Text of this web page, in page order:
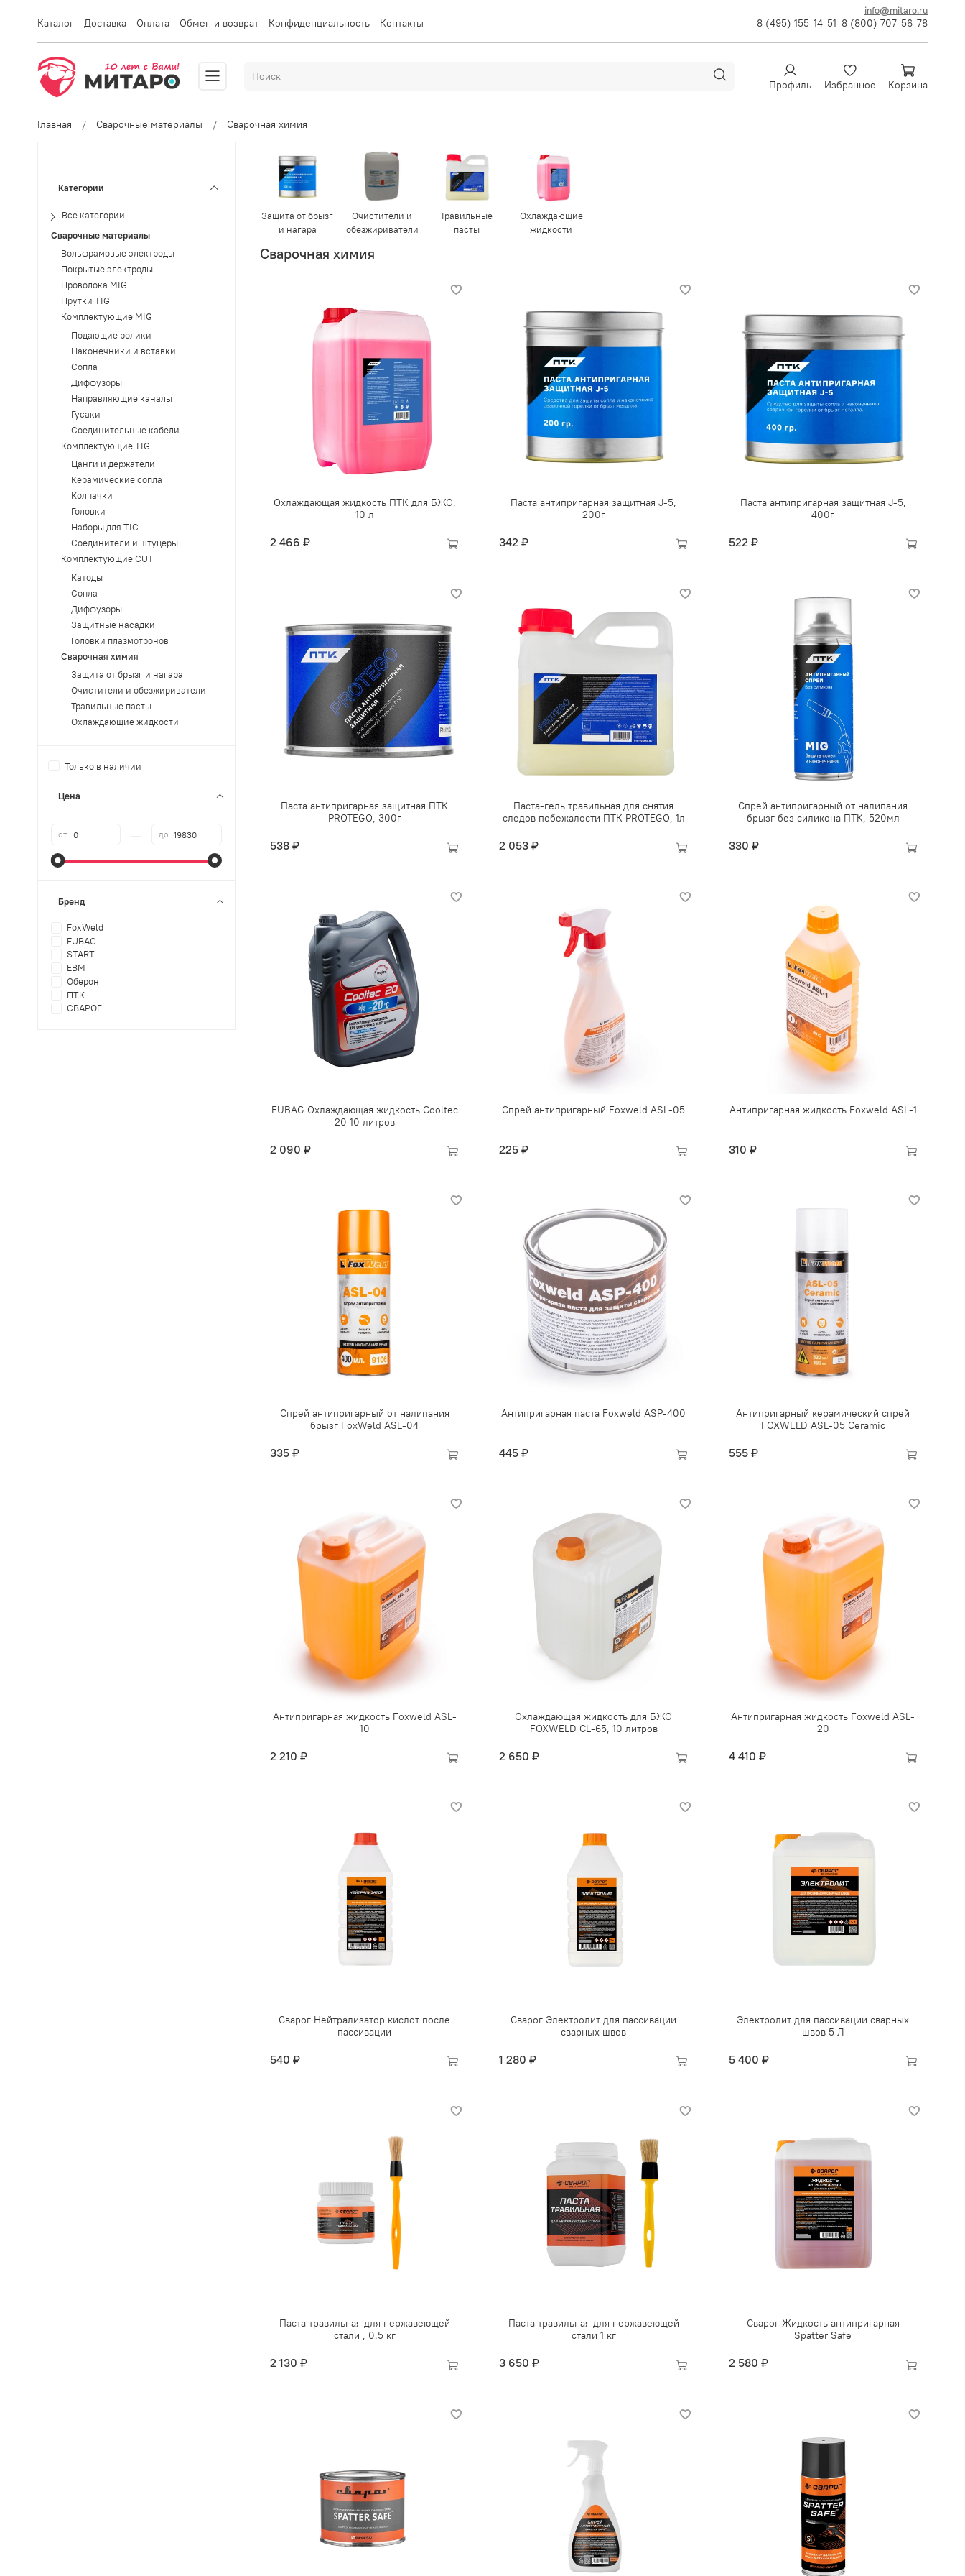
info@mitaro.ru
Каталог Доставка Оплата Обмен и возврат Конфиденциальность Контакты 8 (495) 155-14-51 8 (800) 707-56-78
Профиль Избранное Корзина
Главная Сварочные материалы Сварочная химия
Защита от брызг
и нагара
Очистители и
обезжириватели
Травильные
пасты
Охлаждающие
жидкости
Сварочная химия
Охлаждающая жидкость ПТК для БЖО,
10 л
2 466 ₽
Паста антипригарная защитная J-5,
200г
342 ₽
Паста антипригарная защитная J-5,
400г
522 ₽
Паста антипригарная защитная ПТК
PROTEGO, 300г
538 ₽
Паста-гель травильная для снятия
следов побежалости ПТК PROTEGO, 1л
2 053 ₽
Спрей антипригарный от налипания
брызг без силикона ПТК, 520мл
330 ₽
FUBAG Охлаждающая жидкость Cooltec
20 10 литров
2 090 ₽
Спрей антипригарный Foxweld ASL-05
225 ₽
Антипригарная жидкость Foxweld ASL-1
310 ₽
Спрей антипригарный от налипания
брызг FoxWeld ASL-04
335 ₽
Антипригарная паста Foxweld ASP-400
445 ₽
Антипригарный керамический спрей
FOXWELD ASL-05 Ceramic
555 ₽
Антипригарная жидкость Foxweld ASL-
10
2 210 ₽
Охлаждающая жидкость для БЖО
FOXWELD CL-65, 10 литров
2 650 ₽
Антипригарная жидкость Foxweld ASL-
20
4 410 ₽
Сварог Нейтрализатор кислот после
пассивации
540 ₽
Сварог Электролит для пассивации
сварных швов
1 280 ₽
Электролит для пассивации сварных
швов 5 Л
5 400 ₽
Паста травильная для нержавеющей
стали , 0.5 кг
2 130 ₽
Паста травильная для нержавеющей
стали 1 кг
3 650 ₽
Сварог Жидкость антипригарная
Spatter Safe
2 580 ₽
Категории
Все категории
Сварочные материалы
Вольфрамовые электроды
Покрытые электроды
Проволока MIG
Прутки TIG
Комплектующие MIG
Подающие ролики
Наконечники и вставки
Сопла
Диффузоры
Направляющие каналы
Гусаки
Соединительные кабели
Комплектующие TIG
Цанги и держатели
Керамические сопла
Колпачки
Головки
Наборы для TIG
Соединители и штуцеры
Комплектующие CUT
Катоды
Сопла
Диффузоры
Защитные насадки
Головки плазмотронов
Сварочная химия
Защита от брызг и нагара
Очистители и обезжириватели
Травильные пасты
Охлаждающие жидкости
Только в наличии
Цена
от до
Бренд
FoxWeld
FUBAG
START
ЕВМ
Оберон
ПТК
СВАРОГ